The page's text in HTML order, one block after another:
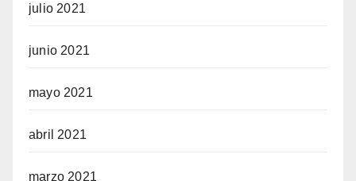
julio 2021
junio 2021
mayo 2021
abril 2021
marzo 2021